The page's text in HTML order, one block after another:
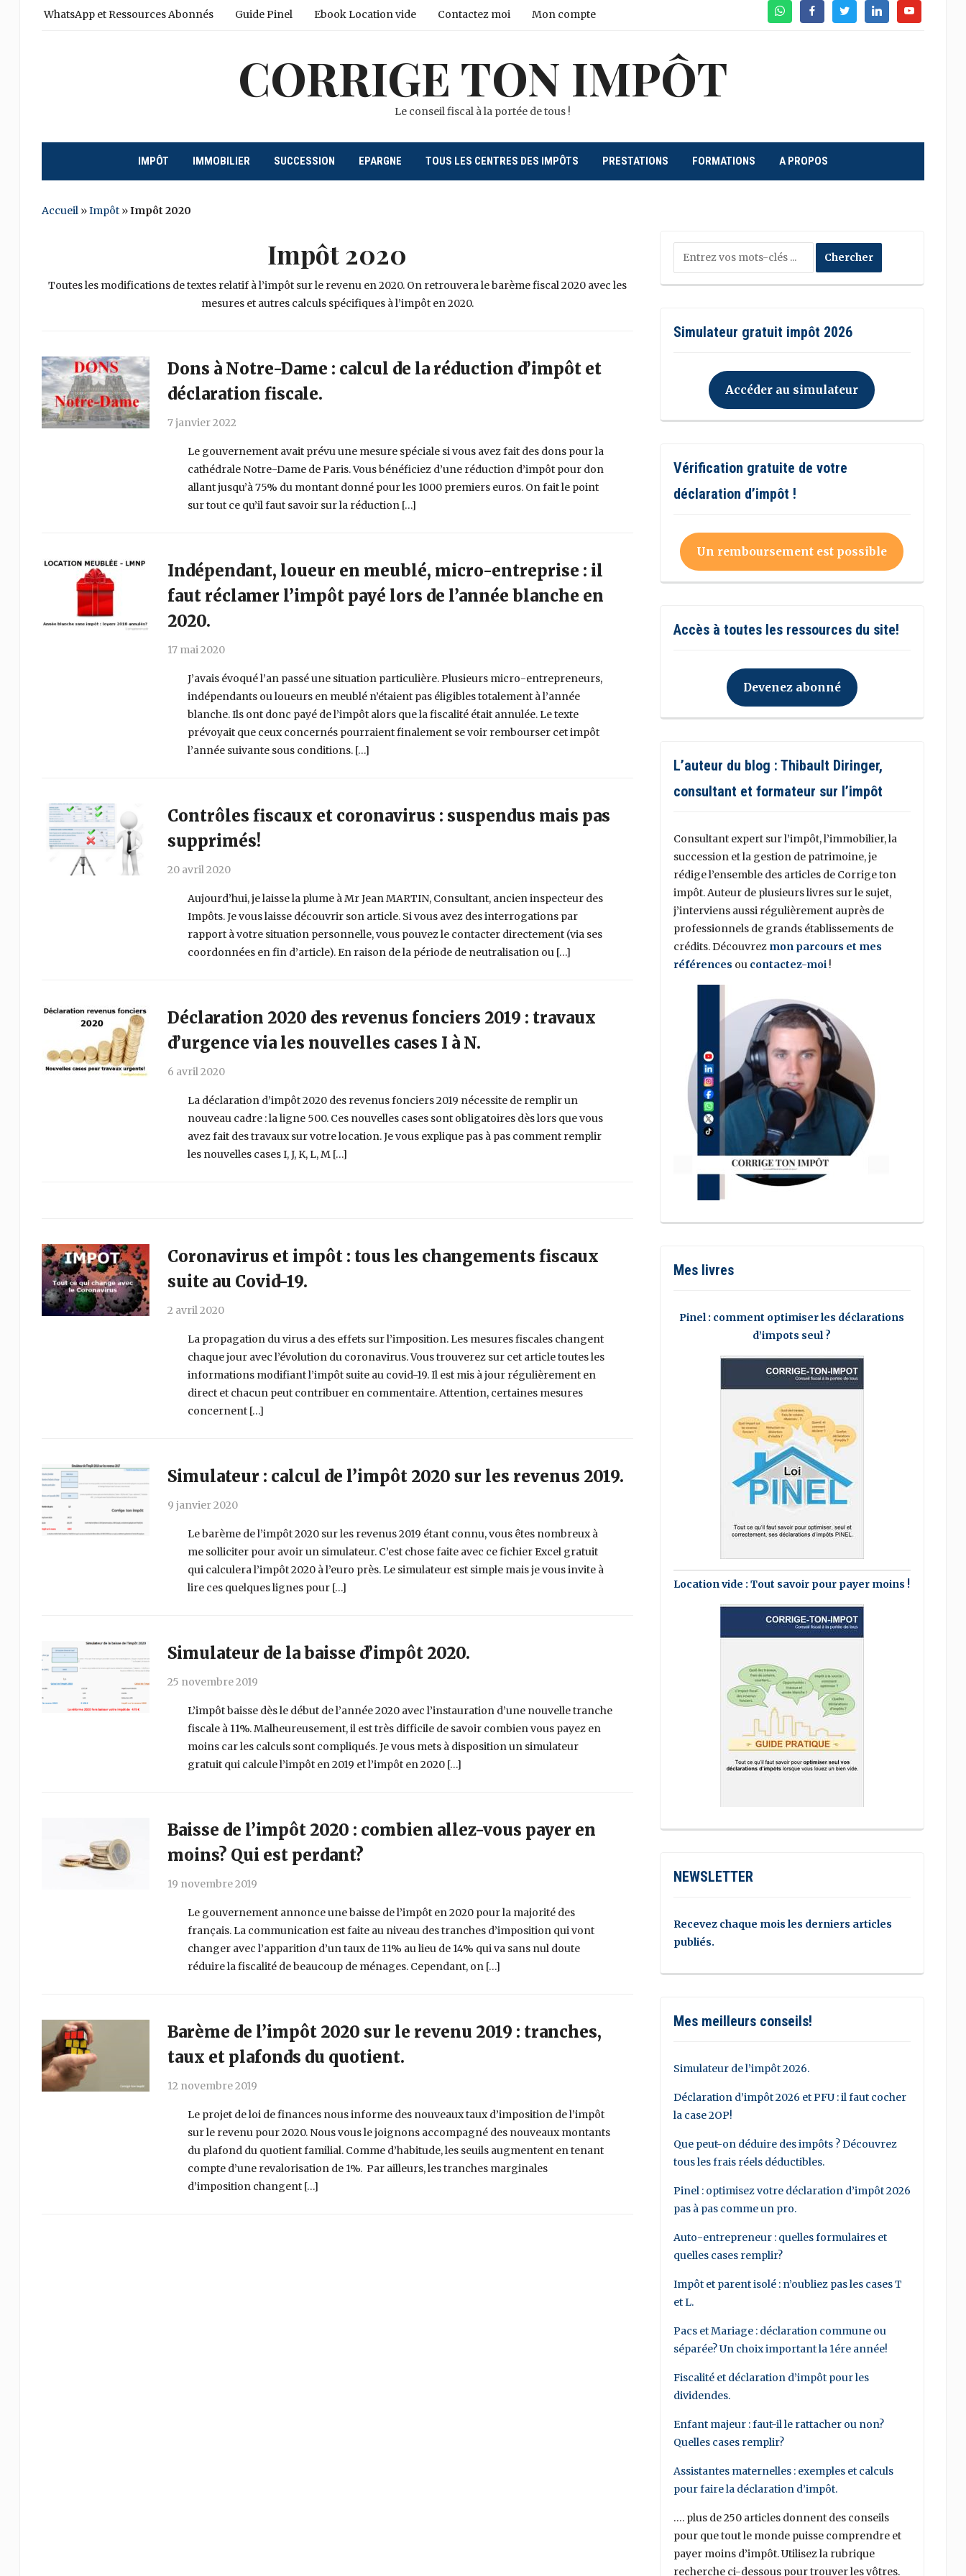
WhatsAppFacebookTwitterLinkedinYoutube
WhatsApp et Ressources Abonnés Guide Pinel Ebook Location vide Contactez moi Mon compte
CORRIGE TON IMPÔT
Le conseil fiscal à la portée de tous !
IMPÔT IMMOBILIER SUCCESSION EPARGNE TOUS LES CENTRES DES IMPÔTS PRESTATIONS FORMATIONS A PROPOS
Accueil»Impôt»Impôt 2020
Impôt 2020
Toutes les modifications de textes relatif à l’impôt sur le revenu en 2020. On retrouvera le barème fiscal 2020 avec les
mesures et autres calculs spécifiques à l’impôt en 2020.
Dons à Notre-Dame : calcul de la réduction d’impôt et
déclaration fiscale.
7 janvier 2022
Le gouvernement avait prévu une mesure spéciale si vous avez fait des dons pour la
cathédrale Notre-Dame de Paris. Vous bénéficiez d’une réduction d’impôt pour don
allant jusqu’à 75% du montant donné pour les 1000 premiers euros. On fait le point
sur tout ce qu’il faut savoir sur la réduction […]
Indépendant, loueur en meublé, micro-entreprise : il
faut réclamer l’impôt payé lors de l’année blanche en
2020.
17 mai 2020
J’avais évoqué l’an passé une situation particulière. Plusieurs micro-entrepreneurs,
indépendants ou loueurs en meublé n’étaient pas éligibles totalement à l’année
blanche. Ils ont donc payé de l’impôt alors que la fiscalité était annulée. Le texte
prévoyait que ceux concernés pourraient finalement se voir rembourser cet impôt
l’année suivante sous conditions. […]
Contrôles fiscaux et coronavirus : suspendus mais pas
supprimés!
20 avril 2020
Aujourd’hui, je laisse la plume à Mr Jean MARTIN, Consultant, ancien inspecteur des
Impôts. Je vous laisse découvrir son article. Si vous avez des interrogations par
rapport à votre situation personnelle, vous pouvez le contacter directement (via ses
coordonnées en fin d’article). En raison de la période de neutralisation ou […]
Déclaration 2020 des revenus fonciers 2019 : travaux
d’urgence via les nouvelles cases I à N.
6 avril 2020
La déclaration d’impôt 2020 des revenus fonciers 2019 nécessite de remplir un
nouveau cadre : la ligne 500. Ces nouvelles cases sont obligatoires dès lors que vous
avez fait des travaux sur votre location. Je vous explique pas à pas comment remplir
les nouvelles cases I, J, K, L, M […]
Coronavirus et impôt : tous les changements fiscaux
suite au Covid-19.
2 avril 2020
La propagation du virus a des effets sur l’imposition. Les mesures fiscales changent
chaque jour avec l’évolution du coronavirus. Vous trouverez sur cet article toutes les
informations modifiant l’impôt suite au covid-19. Il est mis à jour régulièrement en
direct et chacun peut contribuer en commentaire. Attention, certaines mesures
concernent […]
Simulateur : calcul de l’impôt 2020 sur les revenus 2019.
9 janvier 2020
Le barème de l’impôt 2020 sur les revenus 2019 étant connu, vous êtes nombreux à
me solliciter pour avoir un simulateur. C’est chose faite avec ce fichier Excel gratuit
qui calculera l’impôt 2020 à l’euro près. Le simulateur est simple mais je vous invite à
lire ces quelques lignes pour […]
Simulateur de la baisse d’impôt 2020.
25 novembre 2019
L’impôt baisse dès le début de l’année 2020 avec l’instauration d’une nouvelle tranche
fiscale à 11%. Malheureusement, il est très difficile de savoir combien vous payez en
moins car les calculs sont compliqués. Je vous mets à disposition un simulateur
gratuit qui calcule l’impôt en 2019 et l’impôt en 2020 […]
Baisse de l’impôt 2020 : combien allez-vous payer en
moins? Qui est perdant?
19 novembre 2019
Le gouvernement annonce une baisse de l’impôt en 2020 pour la majorité des
français. La communication est faite au niveau des tranches d’imposition qui vont
changer avec l’apparition d’un taux de 11% au lieu de 14% qui va sans nul doute
réduire la fiscalité de beaucoup de ménages. Cependant, on […]
Barème de l’impôt 2020 sur le revenu 2019 : tranches,
taux et plafonds du quotient.
12 novembre 2019
Le projet de loi de finances nous informe des nouveaux taux d’imposition de l’impôt
sur le revenu pour 2020. Nous vous le joignons accompagné des nouveaux montants
du plafond du quotient familial. Comme d’habitude, les seuils augmentent en tenant
compte d’une revalorisation de 1%. Par ailleurs, les tranches marginales
d’imposition changent […]
Simulateur gratuit impôt 2026
Accéder au simulateur
Vérification gratuite de votre
déclaration d’impôt !
Un remboursement est possible
Accès à toutes les ressources du site!
Devenez abonné
L’auteur du blog : Thibault Diringer,
consultant et formateur sur l’impôt
Consultant expert sur l’impôt, l’immobilier, la
succession et la gestion de patrimoine, je
rédige l’ensemble des articles de Corrige ton
impôt. Auteur de plusieurs livres sur le sujet,
j’interviens aussi régulièrement auprès de
professionnels de grands établissements de
crédits. Découvrez mon parcours et mes
références ou contactez-moi!
Mes livres
Pinel : comment optimiser les déclarations
d’impots seul ?
Location vide : Tout savoir pour payer moins !
NEWSLETTER
Recevez chaque mois les derniers articles
publiés.
Mes meilleurs conseils!
Simulateur de l’impôt 2026.
Déclaration d’impôt 2026 et PFU : il faut cocher
la case 2OP!
Que peut-on déduire des impôts ? Découvrez
tous les frais réels déductibles.
Pinel : optimisez votre déclaration d’impôt 2026
pas à pas comme un pro.
Auto-entrepreneur : quelles formulaires et
quelles cases remplir?
Impôt et parent isolé : n’oubliez pas les cases T
et L.
Pacs et Mariage : déclaration commune ou
séparée? Un choix important la 1ére année!
Fiscalité et déclaration d’impôt pour les
dividendes.
Enfant majeur : faut-il le rattacher ou non?
Quelles cases remplir?
Assistantes maternelles : exemples et calculs
pour faire la déclaration d’impôt.
…. plus de 250 articles donnent des conseils
pour que tout le monde puisse comprendre et
payer moins d’impôt. Utilisez la rubrique
recherche ci-dessous pour trouver les vôtres.